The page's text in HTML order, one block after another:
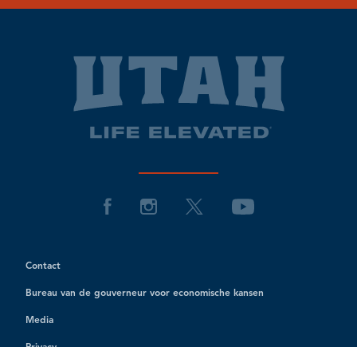
Contact
Bureau van de gouverneur voor economische kansen
Media